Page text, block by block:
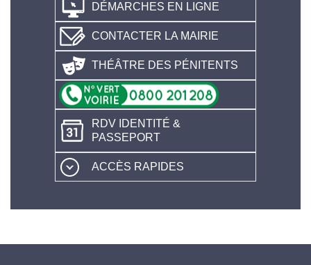
DÉMARCHES EN LIGNE
CONTACTER LA MAIRIE
THÉÂTRE DES PÉNITENTS
RDV IDENTITÉ &
PASSEPORT
ACCÈS RAPIDES